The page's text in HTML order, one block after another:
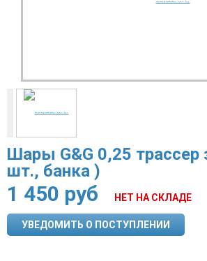
Шары G&G 0,25 трассер
шт., банка )
1 450 руб НЕТ НА СКЛАДЕ
УВЕДОМИТЬ О ПОСТУПЛЕНИИ